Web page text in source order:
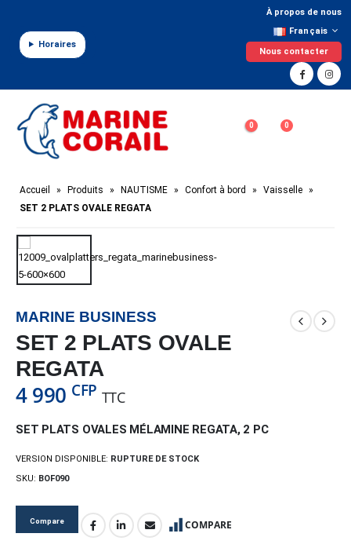
Horaires
À propos de nous
Français
Nous contacter
0 0
Accueil » Produits » NAUTISME » Confort à bord » Vaisselle »
SET 2 PLATS OVALE REGATA
MARINE BUSINESS
SET 2 PLATS OVALE
REGATA
4 990 CFP TTC
SET PLATS OVALES MÉLAMINE REGATA, 2 PC
VERSION DISPONIBLE: RUPTURE DE STOCK
SKU: BOF090
Compare COMPARE